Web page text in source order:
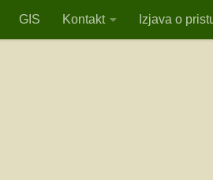
GIS Kontakt Izjava o